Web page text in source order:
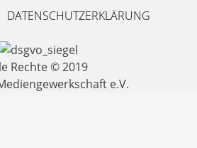
DATENSCHUTZERKLÄRUNG
Rechte © 2019
e.V.